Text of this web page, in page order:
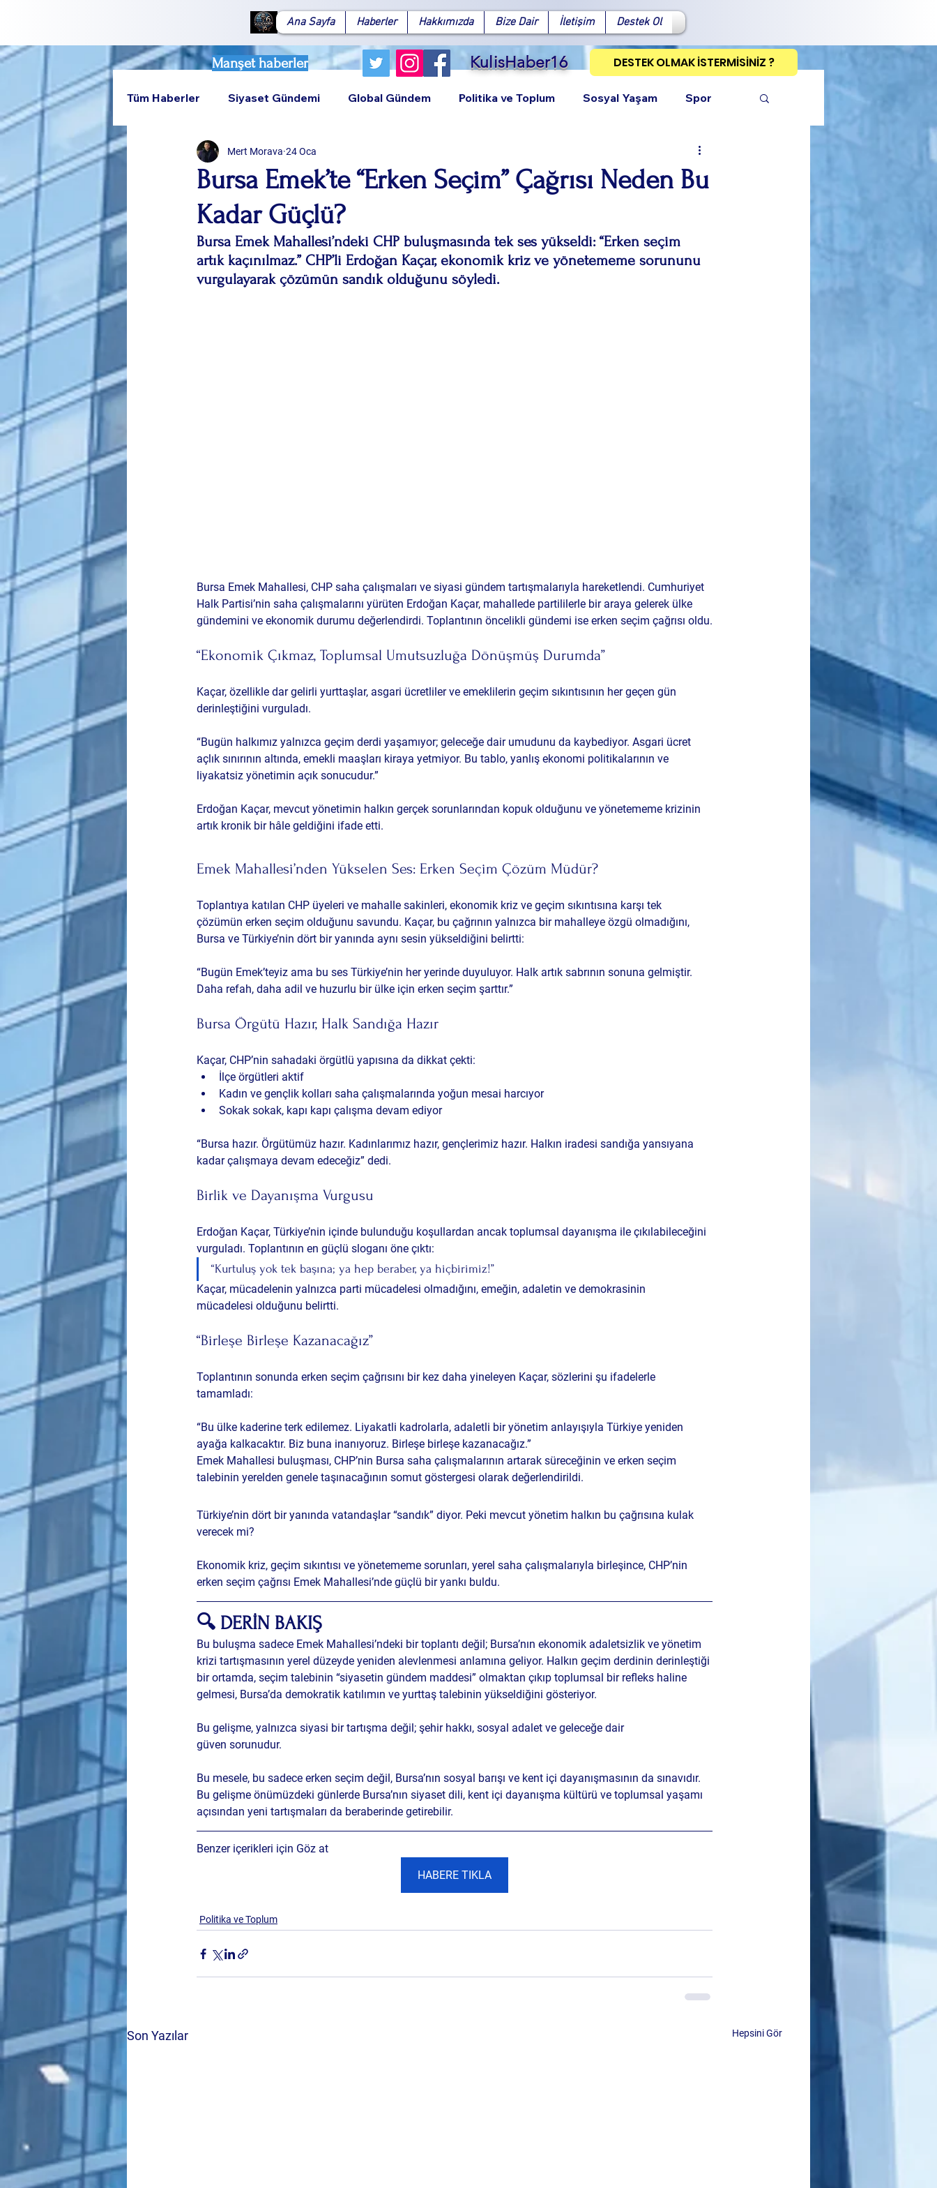
Ana Sayfa Haberler Hakkımızda Bize Dair İletişim Destek Ol
Manşet haberler KulisHaber16 DESTEK OLMAK İSTERMİSİNİZ ?
Tüm Haberler Siyaset Gündemi Global Gündem Politika ve Toplum Sosyal Yaşam Spor
Teknoloji Rumeli
Bursa Emek’te “Erken Seçim” Çağrısı Neden Bu
Kadar Güçlü?
Mert Morava 24 Oca
Bursa Emek Mahallesi’ndeki CHP buluşmasında tek ses yükseldi: “Erken seçim
artık kaçınılmaz.” CHP’li Erdoğan Kaçar, ekonomik kriz ve yönetememe sorununu
vurgulayarak çözümün sandık olduğunu söyledi.
Bursa Emek Mahallesi, CHP saha çalışmaları ve siyasi gündem tartışmalarıyla hareketlendi. Cumhuriyet
Halk Partisi’nin saha çalışmalarını yürüten Erdoğan Kaçar, mahallede partililerle bir araya gelerek ülke
gündemini ve ekonomik durumu değerlendirdi. Toplantının öncelikli gündemi ise erken seçim çağrısı oldu.
“Ekonomik Çıkmaz, Toplumsal Umutsuzluğa Dönüşmüş Durumda”
Kaçar, özellikle dar gelirli yurttaşlar, asgari ücretliler ve emeklilerin geçim sıkıntısının her geçen gün
derinleştiğini vurguladı.
“Bugün halkımız yalnızca geçim derdi yaşamıyor; geleceğe dair umudunu da kaybediyor. Asgari ücret
açlık sınırının altında, emekli maaşları kiraya yetmiyor. Bu tablo, yanlış ekonomi politikalarının ve
liyakatsiz yönetimin açık sonucudur.”
Erdoğan Kaçar, mevcut yönetimin halkın gerçek sorunlarından kopuk olduğunu ve yönetememe krizinin
artık kronik bir hâle geldiğini ifade etti.
Emek Mahallesi’nden Yükselen Ses: Erken Seçim Çözüm Müdür?
Toplantıya katılan CHP üyeleri ve mahalle sakinleri, ekonomik kriz ve geçim sıkıntısına karşı tek
çözümün erken seçim olduğunu savundu. Kaçar, bu çağrının yalnızca bir mahalleye özgü olmadığını,
Bursa ve Türkiye’nin dört bir yanında aynı sesin yükseldiğini belirtti:
“Bugün Emek’teyiz ama bu ses Türkiye’nin her yerinde duyuluyor. Halk artık sabrının sonuna gelmiştir.
Daha refah, daha adil ve huzurlu bir ülke için erken seçim şarttır.”
Bursa Örgütü Hazır, Halk Sandığa Hazır
Kaçar, CHP’nin sahadaki örgütlü yapısına da dikkat çekti:
İlçe örgütleri aktif
Kadın ve gençlik kolları saha çalışmalarında yoğun mesai harcıyor
Sokak sokak, kapı kapı çalışma devam ediyor
“Bursa hazır. Örgütümüz hazır. Kadınlarımız hazır, gençlerimiz hazır. Halkın iradesi sandığa yansıyana
kadar çalışmaya devam edeceğiz” dedi.
Birlik ve Dayanışma Vurgusu
Erdoğan Kaçar, Türkiye’nin içinde bulunduğu koşullardan ancak toplumsal dayanışma ile çıkılabileceğini
vurguladı. Toplantının en güçlü sloganı öne çıktı:
“Kurtuluş yok tek başına; ya hep beraber, ya hiçbirimiz!”
Kaçar, mücadelenin yalnızca parti mücadelesi olmadığını, emeğin, adaletin ve demokrasinin
mücadelesi olduğunu belirtti.
“Birleşe Birleşe Kazanacağız”
Toplantının sonunda erken seçim çağrısını bir kez daha yineleyen Kaçar, sözlerini şu ifadelerle
tamamladı:
“Bu ülke kaderine terk edilemez. Liyakatli kadrolarla, adaletli bir yönetim anlayışıyla Türkiye yeniden
ayağa kalkacaktır. Biz buna inanıyoruz. Birleşe birleşe kazanacağız.”
Emek Mahallesi buluşması, CHP’nin Bursa saha çalışmalarının artarak süreceğinin ve erken seçim
talebinin yerelden genele taşınacağının somut göstergesi olarak değerlendirildi.
Türkiye’nin dört bir yanında vatandaşlar “sandık” diyor. Peki mevcut yönetim halkın bu çağrısına kulak
verecek mi?
Ekonomik kriz, geçim sıkıntısı ve yönetememe sorunları, yerel saha çalışmalarıyla birleşince, CHP’nin
erken seçim çağrısı Emek Mahallesi’nde güçlü bir yankı buldu.
🔍 DERİN BAKIŞ
Bu buluşma sadece Emek Mahallesi’ndeki bir toplantı değil; Bursa’nın ekonomik adaletsizlik ve yönetim
krizi tartışmasının yerel düzeyde yeniden alevlenmesi anlamına geliyor. Halkın geçim derdinin derinleştiği
bir ortamda, seçim talebinin “siyasetin gündem maddesi” olmaktan çıkıp toplumsal bir refleks haline
gelmesi, Bursa’da demokratik katılımın ve yurttaş talebinin yükseldiğini gösteriyor.
Bu gelişme, yalnızca siyasi bir tartışma değil; şehir hakkı, sosyal adalet ve geleceğe dair
güven sorunudur.
Bu mesele, bu sadece erken seçim değil, Bursa’nın sosyal barışı ve kent içi dayanışmasının da sınavıdır.
Bu gelişme önümüzdeki günlerde Bursa’nın siyaset dili, kent içi dayanışma kültürü ve toplumsal yaşamı
açısından yeni tartışmaları da beraberinde getirebilir.
Benzer içerikleri için Göz at
HABERE TIKLA
Politika ve Toplum
Son Yazılar Hepsini Gör